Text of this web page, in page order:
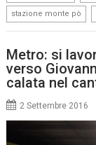
stazione monte pò
Metro: si
verso
calata nel
2 Settembre 2016